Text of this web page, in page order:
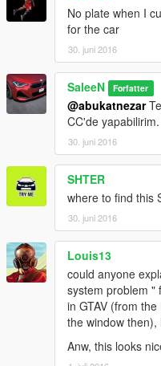
No plate when I
for the car
30. juni 2016
SaleeN Forfatter
@abukatnezar
CC'de yapabilirim.
30. juni 2016
SHTER
where to find this
30. juni 2016
Louis13
could anyone
system problem "
in GTAV (from
the window
Anw, this looks